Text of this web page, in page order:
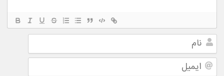
نام
ایمیل